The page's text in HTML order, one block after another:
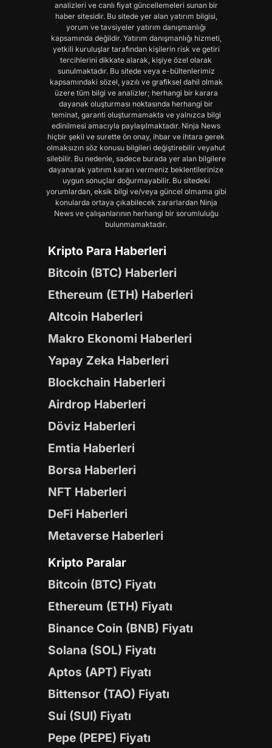
analizleri ve canlı fiyat güncellemeleri sunan bir
haber sitesidir. Bu sitede yer alan yatırım bilgisi,
yorum ve tavsiyeler yatırım danışmanlığı
kapsamında değildir. Yatırım danışmanlığı hizmeti,
yetkili kuruluşlar tarafından kişilerin risk ve getiri
tercihlerini dikkate alarak, kişiye özel olarak
sunulmaktadır. Bu sitede veya e-bültenlerimiz
kapsamındaki sözel, yazılı ve grafiksel dahil olmak
üzere tüm bilgi ve analizler; herhangi bir karara
dayanak oluşturması noktasında herhangi bir
teminat, garanti oluşturmamakta ve yalnızca bilgi
edinilmesi amacıyla paylaşılmaktadır. Ninja News
hiçbir şekil ve surette ön onay, ihbar ve ihtara gerek
olmaksızın söz konusu bilgileri değiştirebilir veyahut
silebilir. Bu nedenle, sadece burada yer alan bilgilere
dayanarak yatırım kararı vermeniz beklentilerinize
uygun sonuçlar doğurmayabilir. Bu sitedeki
yorumlardan, eksik bilgi ve/veya güncel olmama gibi
konularda ortaya çıkabilecek zararlardan Ninja
News ve çalışanlarının herhangi bir sorumluluğu
bulunmamaktadır.
Kripto Para Haberleri
Bitcoin (BTC) Haberleri
Ethereum (ETH) Haberleri
Altcoin Haberleri
Makro Ekonomi Haberleri
Yapay Zeka Haberleri
Blockchain Haberleri
Airdrop Haberleri
Döviz Haberleri
Emtia Haberleri
Borsa Haberleri
NFT Haberleri
DeFi Haberleri
Metaverse Haberleri
Kripto Paralar
Bitcoin (BTC) Fiyatı
Ethereum (ETH) Fiyatı
Binance Coin (BNB) Fiyatı
Solana (SOL) Fiyatı
Aptos (APT) Fiyatı
Bittensor (TAO) Fiyatı
Sui (SUI) Fiyatı
Pepe (PEPE) Fiyatı